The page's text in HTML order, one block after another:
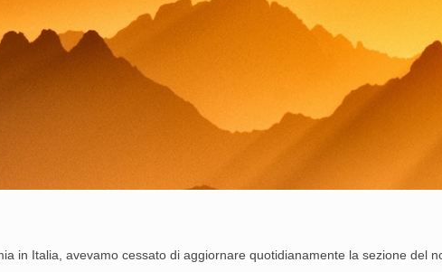
in Italia, avevamo cessato di aggiornare quotidianamente la sezione del